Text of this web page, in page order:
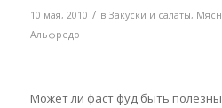
10 мая, 2010 / в Закуски и салаты,
Альфредо
Может ли фаст фуд быть